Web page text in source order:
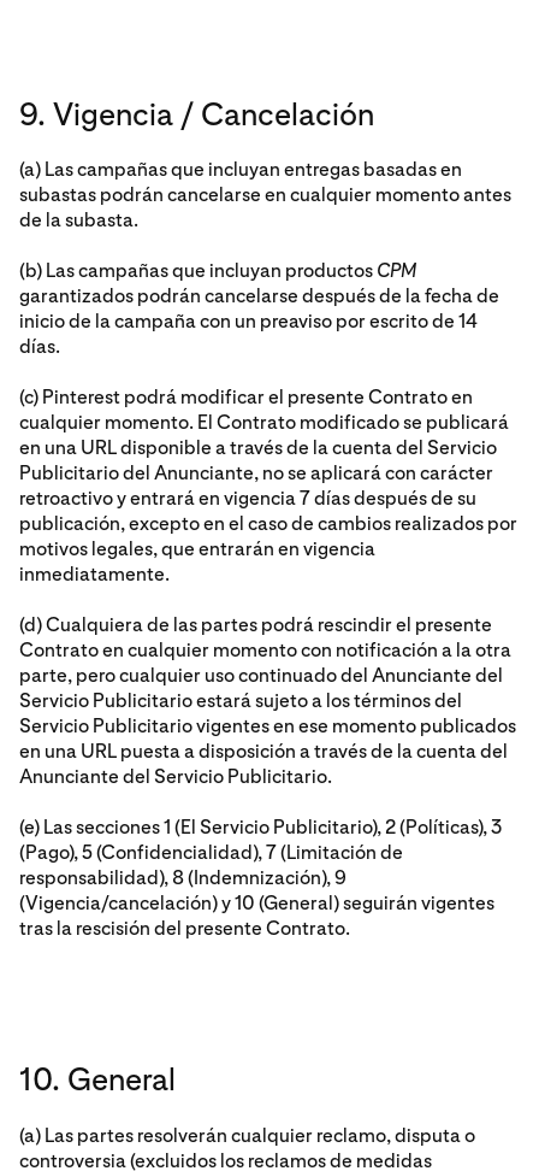
9. Vigencia / Cancelación
(a) Las campañas que incluyan entregas basadas en
subastas podrán cancelarse en cualquier momento antes
de la subasta.
(b) Las campañas que incluyan productos CPM
garantizados podrán cancelarse después de la fecha de
inicio de la campaña con un preaviso por escrito de 14
días.
(c) Pinterest podrá modificar el presente Contrato en
cualquier momento. El Contrato modificado se publicará
en una URL disponible a través de la cuenta del Servicio
Publicitario del Anunciante, no se aplicará con carácter
retroactivo y entrará en vigencia 7 días después de su
publicación, excepto en el caso de cambios realizados por
motivos legales, que entrarán en vigencia
inmediatamente.
(d) Cualquiera de las partes podrá rescindir el presente
Contrato en cualquier momento con notificación a la otra
parte, pero cualquier uso continuado del Anunciante del
Servicio Publicitario estará sujeto a los términos del
Servicio Publicitario vigentes en ese momento publicados
en una URL puesta a disposición a través de la cuenta del
Anunciante del Servicio Publicitario.
(e) Las secciones 1 (El Servicio Publicitario), 2 (Políticas), 3
(Pago), 5 (Confidencialidad), 7 (Limitación de
responsabilidad), 8 (Indemnización), 9
(Vigencia/cancelación) y 10 (General) seguirán vigentes
tras la rescisión del presente Contrato.
10. General
(a) Las partes resolverán cualquier reclamo, disputa o
controversia (excluidos los reclamos de medidas